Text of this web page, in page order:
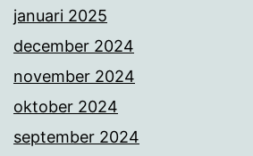
januari 2025
december 2024
november 2024
oktober 2024
september 2024